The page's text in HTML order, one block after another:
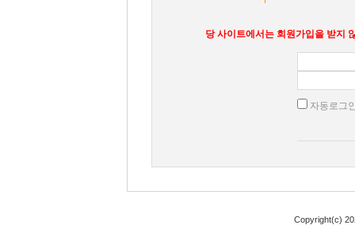
당 사이트에서는 회원가입을 받지
자동로그
Copyright(c)